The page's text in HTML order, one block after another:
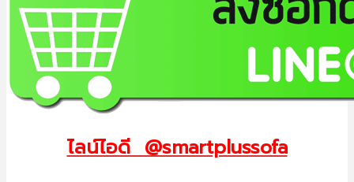
ไลน์ไอดี @smartplussofa